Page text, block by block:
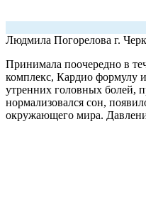
Людмила Погорелова г.
Принимала поочередно в
комплекс, Кардио формулу
утренних головных болей,
нормализовался сон,
окружающего мира.